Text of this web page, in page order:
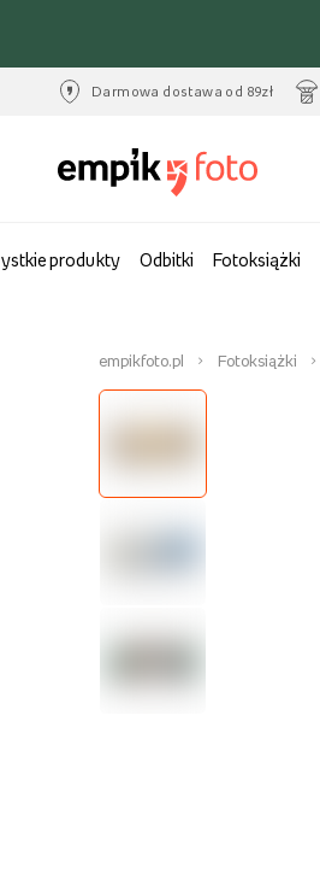
Darmowa dostawa od 89zł
produkty Odbitki Fotoksiążki
empikfoto.pl Fotoksiążki